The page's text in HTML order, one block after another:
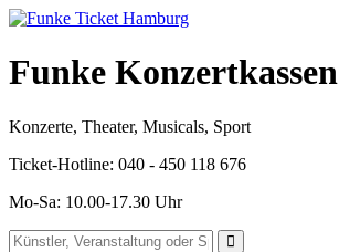
Funke Konzertkassen
Konzerte, Theater, Musicals, Sport
Ticket-Hotline: 040 - 450 118 676
Mo-Sa: 10.00-17.30 Uhr